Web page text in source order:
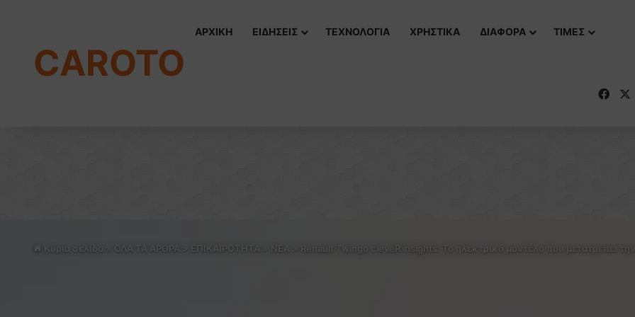
CAROTO
ΑΡΧΙΚΗ ΕΙΔΗΣΕΙΣ ΤΕΧΝΟΛΟΓΙΑ ΧΡΗΣΤΙΚΑ ΔΙΑΦΟΡΑ ΤΙΜΕΣ
Κύρια σελίδα > ΟΛΑ ΤΑ ΑΡΘΡΑ > ΕΠΙΚΑΙΡΟΤΗΤΑ > NEA > Renault Twingo cleveR insights: Το ηλεκτρικό μοντέλο που μετατρέπει